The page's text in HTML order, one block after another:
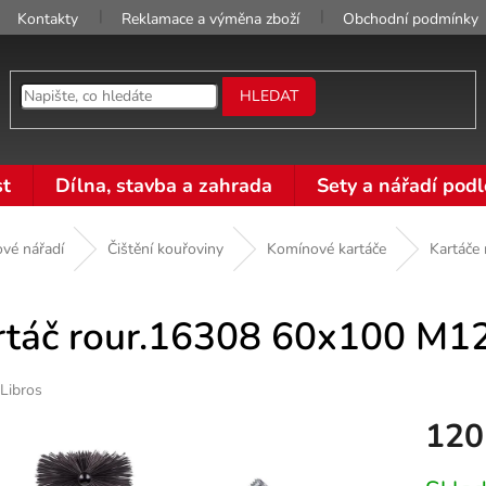
Kontakty Reklamace a výměna zboží Obchodní podmínky
HLEDAT
Dílna, stavba a zahrada Sety a nářadí
nářadí Čištění kouřoviny Komínové kartáče Kartáče
rour.16308 60x100
Libros